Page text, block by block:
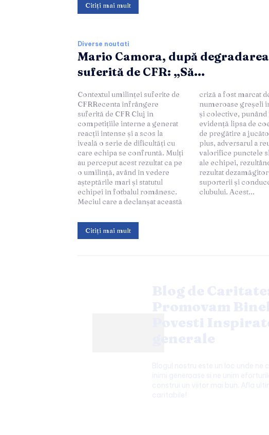
Citiți mai mult
Diverse noutati
Mario Camora, după degradarea
suferită de CFR: „Să...
Contextul umilinței suferite de
CFRRecenta înfrângere
suferită de CFR Cluj în
competițiile interne a generat
reacții intense și a scos la
iveală o serie de dificultăți cu
care echipa se confruntă. Mulți
au perceput acest rezultat ca pe
o umilință, având în vedere
așteptările mari și statutul
echipei în fotbalul românesc.
Meciul care a declanșat această
criză a fost marcat de
numeroase greșeli individuale
și colective, punând în
evidență lipsa de coeziune și
de pregătire a jucătorilor. În
plus, adversarul a reușit să
valorifice punctele slabe tactice
ale echipei, rezultând un
rezultat dezamăgitor pentru
suporterii și conducerea
clubului. Acest...
Citiți mai mult